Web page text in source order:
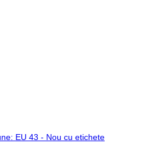
EU 43 - Nou cu etichete